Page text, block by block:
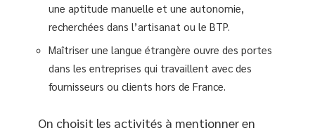
une aptitude manuelle et une autonomie,
recherchées dans l’artisanat ou le BTP.
Maîtriser une langue étrangère ouvre des portes
dans les entreprises qui travaillent avec des
fournisseurs ou clients hors de France.
On choisit les activités à mentionner en